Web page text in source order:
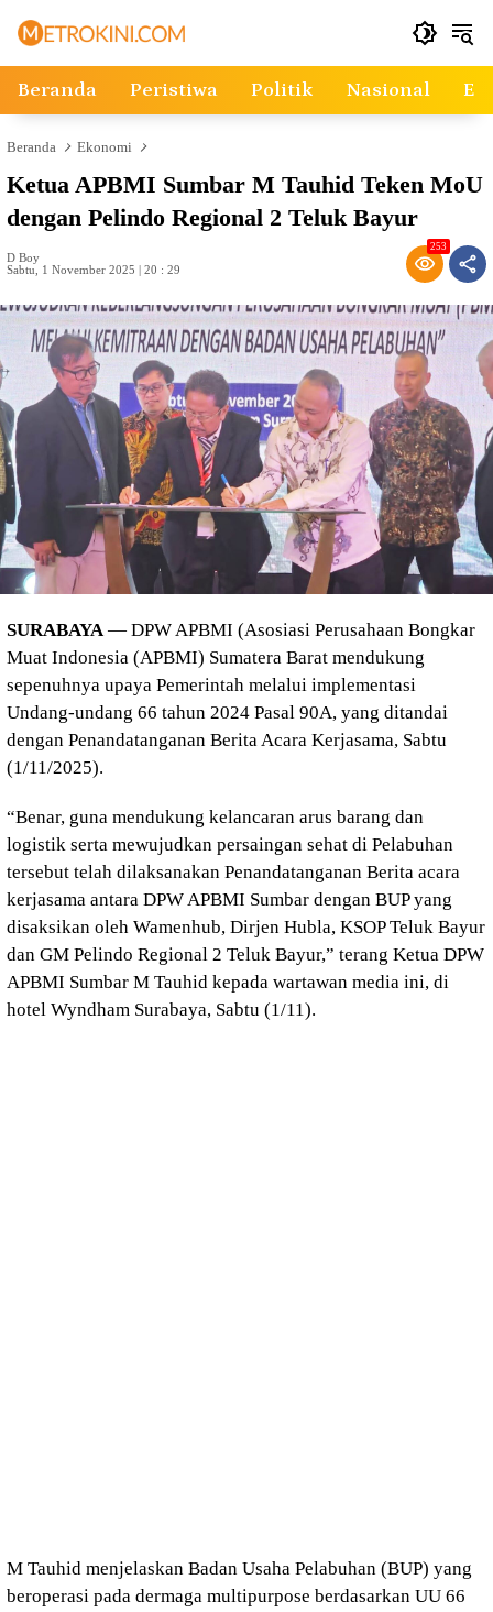
Beranda Peristiwa Politik Nasional
Beranda Ekonomi
Ketua APBMI Sumbar M Tauhid Teken MoU
dengan Pelindo Regional 2 Teluk Bayur
D Boy
Sabtu, 1 November 2025 | 20 : 29
253
SURABAYA— DPW APBMI (Asosiasi Perusahaan Bongkar
Muat Indonesia (APBMI) Sumatera Barat mendukung
sepenuhnya upaya Pemerintah melalui implementasi
Undang-undang 66 tahun 2024 Pasal 90A, yang ditandai
dengan Penandatanganan Berita Acara Kerjasama, Sabtu
(1/11/2025).
“Benar, guna mendukung kelancaran arus barang dan
logistik serta mewujudkan persaingan sehat di Pelabuhan
tersebut telah dilaksanakan Penandatanganan Berita acara
kerjasama antara DPW APBMI Sumbar dengan BUP yang
disaksikan oleh Wamenhub, Dirjen Hubla, KSOP Teluk Bayur
dan GM Pelindo Regional 2 Teluk Bayur,” terang Ketua DPW
APBMI Sumbar M Tauhid kepada wartawan media ini, di
hotel Wyndham Surabaya, Sabtu (1/11).
M Tauhid menjelaskan Badan Usaha Pelabuhan (BUP) yang
beroperasi pada dermaga multipurpose berdasarkan UU 66